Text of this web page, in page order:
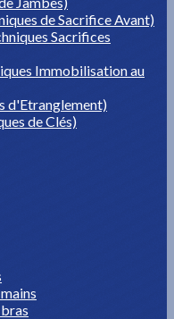
de Sacrifice Avant)
Sacrifices
Immobilisation au
d'Etranglement)
de Clés)